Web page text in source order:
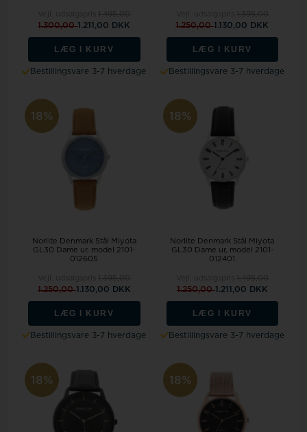
1.300,001.211,00 DKK
LÆG I KURV
Bestillingsvare 3-7 hverdage
1.250,001.130,00 DKK
LÆG I KURV
Bestillingsvare 3-7 hverdage
18%
Norlite Denmark Stål Miyota
GL30 Dame ur, model 2101-
012605
1.250,001.130,00 DKK
LÆG I KURV
Bestillingsvare 3-7 hverdage
18%
Norlite Denmark Stål Miyota
GL30 Dame ur, model 2101-
012401
1.250,001.211,00 DKK
LÆG I KURV
Bestillingsvare 3-7 hverdage
18% 18%